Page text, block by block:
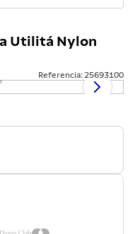
Utilitá Nylon
Referencia: 25693100